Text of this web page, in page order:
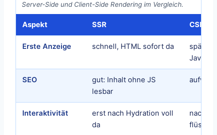
Server-Side und Client-Side Rendering im Vergleich.
Aspekt SSR CSR
Erste Anzeige schnell, HTML sofort da
später,
SEO
gut: Inhalt ohne JS
lesbar
Interaktivität
erst nach Hydration voll
da
nach
flüssig